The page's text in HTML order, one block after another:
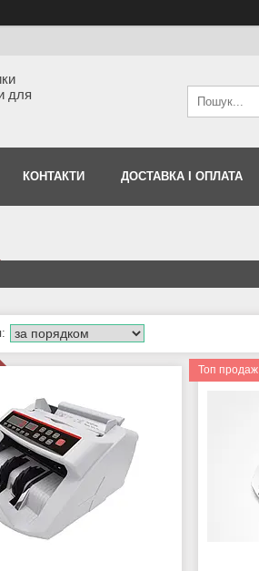
для
КОНТАКТИ ДОСТАВКА І ОПЛАТА
Топ продаж